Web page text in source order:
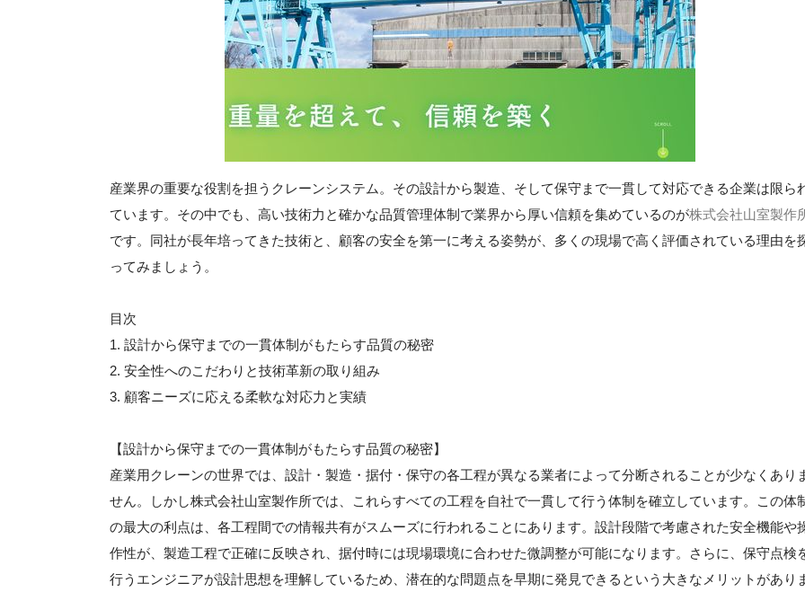
産業界の重要な役割を担うクレーンシステム。その設計から製造、そして保守まで一貫して対応できる企業は限ら
ています。その中でも、高い技術力と確かな品質管理体制で業界から厚い信頼を集めているのが株式会社山室製作
です。同社が長年培ってきた技術と、顧客の安全を第一に考える姿勢が、多くの現場で高く評価されている理由を
ってみましょう。
目次
1. 設計から保守までの一貫体制がもたらす品質の秘密
2. 安全性へのこだわりと技術革新の取り組み
3. 顧客ニーズに応える柔軟な対応力と実績
【設計から保守までの一貫体制がもたらす品質の秘密】
産業用クレーンの世界では、設計・製造・据付・保守の各工程が異なる業者によって分断されることが少なくあり
せん。しかし株式会社山室製作所では、これらすべての工程を自社で一貫して行う体制を確立しています。この体
の最大の利点は、各工程間での情報共有がスムーズに行われることにあります。設計段階で考慮された安全機能や
作性が、製造工程で正確に反映され、据付時には現場環境に合わせた微調整が可能になります。さらに、保守点検
行うエンジニアが設計思想を理解しているため、潜在的な問題点を早期に発見できるという大きなメリットがあり